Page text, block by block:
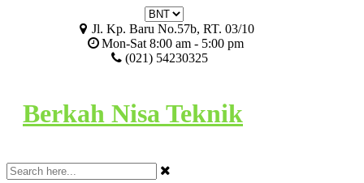
Jl. Kp. Baru No.57b, RT. 03/10
Mon-Sat 8:00 am - 5:00 pm
(021) 54230325
Berkah Nisa Teknik